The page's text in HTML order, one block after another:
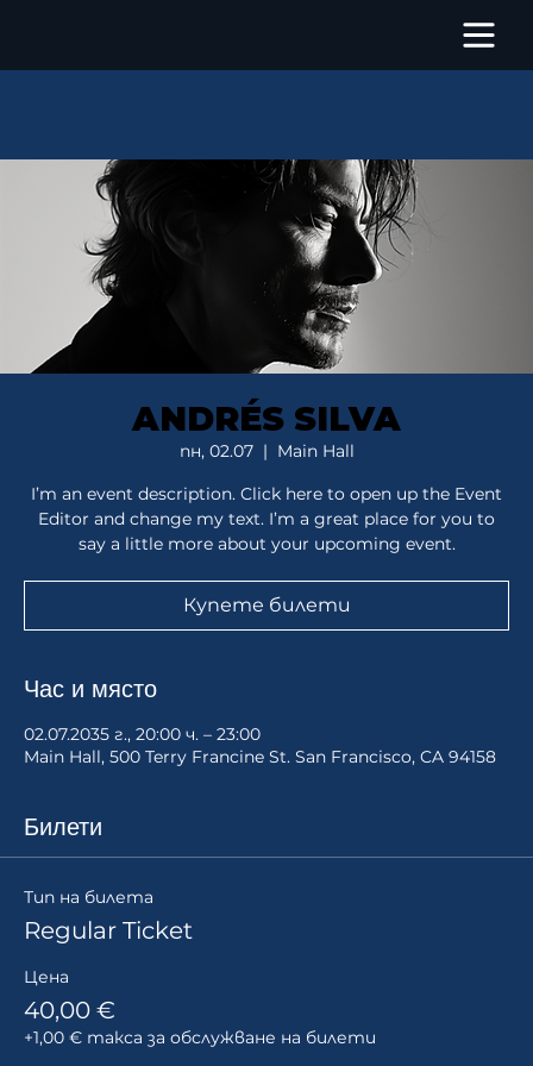
ANDRÉS SILVA
пн, 02.07
  |
Main Hall
I’m an event description. Click here to open up the Event
Editor and change my text. I’m a great place for you to
say a little more about your upcoming event.
Купете билети
Час и място
02.07.2035 г., 20:00 ч. – 23:00
Main Hall, 500 Terry Francine St. San Francisco, CA 94158
Билети
Тип на билета
Regular Ticket
Цена
40,00 €
+1,00 € такса за обслужване на билети